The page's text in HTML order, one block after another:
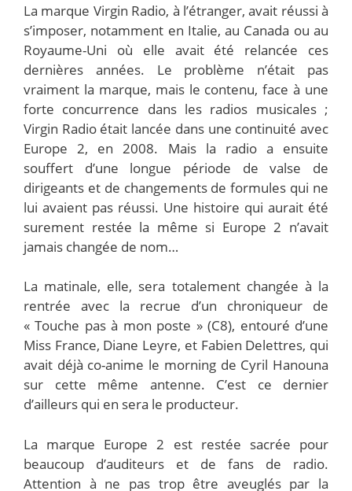
La marque Virgin Radio, à l’étranger, avait réussi à
s’imposer, notamment en Italie, au Canada ou au
Royaume-Uni où elle avait été relancée ces
dernières années. Le problème n’était pas
vraiment la marque, mais le contenu, face à une
forte concurrence dans les radios musicales ;
Virgin Radio était lancée dans une continuité avec
Europe 2, en 2008. Mais la radio a ensuite
souffert d’une longue période de valse de
dirigeants et de changements de formules qui ne
lui avaient pas réussi. Une histoire qui aurait été
surement restée la même si Europe 2 n’avait
jamais changée de nom…
La matinale, elle, sera totalement changée à la
rentrée avec la recrue d’un chroniqueur de
« Touche pas à mon poste » (C8), entouré d’une
Miss France, Diane Leyre, et Fabien Delettres, qui
avait déjà co-anime le morning de Cyril Hanouna
sur cette même antenne. C’est ce dernier
d’ailleurs qui en sera le producteur.
La marque Europe 2 est restée sacrée pour
beaucoup d’auditeurs et de fans de radio.
Attention à ne pas trop être aveuglés par la